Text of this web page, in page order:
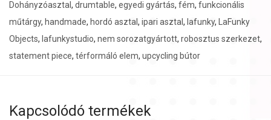
Dohányzóasztal, drumtable, egyedi gyártás, fém, funkcionális
műtárgy, handmade, hordó asztal, ipari asztal, lafunky, LaFunky
Objects, lafunkystudio, nem sorozatgyártott, robosztus szerkezet,
statement piece, térformáló elem, upcycling bútor
Kapcsolódó termékek